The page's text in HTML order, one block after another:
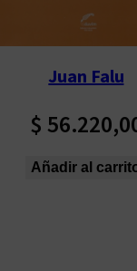
Juan Falu
$
Añadir al